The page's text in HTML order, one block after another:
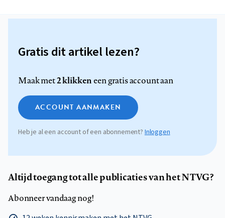
Gratis dit artikel lezen?
Maak met2 klikkeneen gratis account aan
ACCOUNT AANMAKEN
Heb je al een account of een abonnement? Inloggen
Altijd toegang tot alle publicaties van het NTVG?
Abonneer vandaag nog!